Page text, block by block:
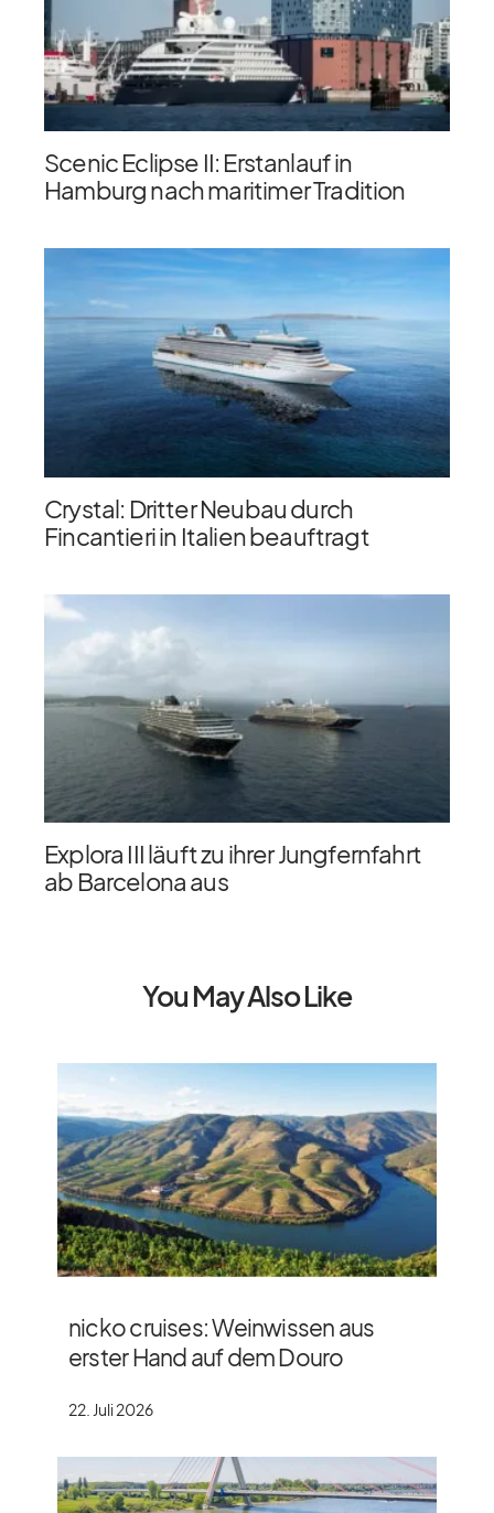
Scenic Eclipse II: Erstanlauf in
Hamburg nach maritimer Tradition
Crystal: Dritter Neubau durch
Fincantieri in Italien beauftragt
Explora III läuft zu ihrer Jungfernfahrt
ab Barcelona aus
You May Also Like
nicko cruises: Weinwissen aus
erster Hand auf dem Douro
22. Juli 2026